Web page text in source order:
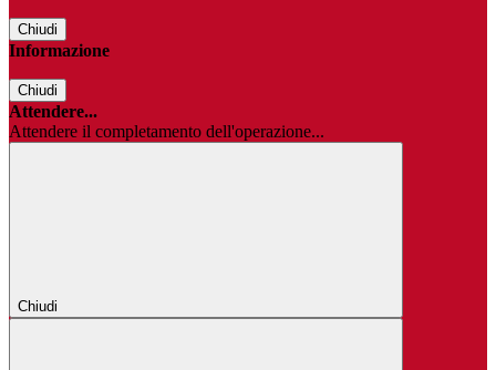
Chiudi
Informazione
Chiudi
Attendere...
Attendere il completamento dell'operazione...
Chiudi